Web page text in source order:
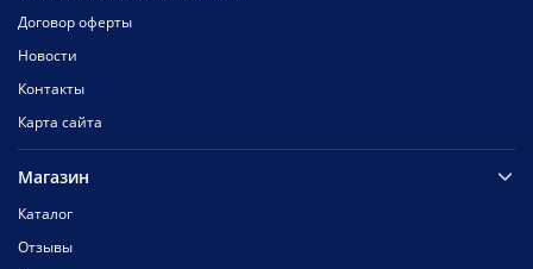
Договор оферты
Новости
Контакты
Карта сайта
Магазин
Каталог
Отзывы